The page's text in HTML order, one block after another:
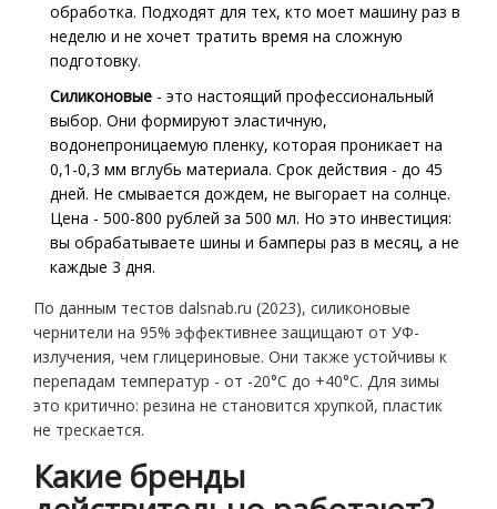
обработка. Подходят для тех, кто моет машину раз в
неделю и не хочет тратить время на сложную
подготовку.
Силиконовые - это настоящий профессиональный
выбор. Они формируют эластичную,
водонепроницаемую пленку, которая проникает на
0,1-0,3 мм вглубь материала. Срок действия - до 45
дней. Не смывается дождем, не выгорает на солнце.
Цена - 500-800 рублей за 500 мл. Но это инвестиция:
вы обрабатываете шины и бамперы раз в месяц, а не
каждые 3 дня.
По данным тестов dalsnab.ru (2023), силиконовые
чернители на 95% эффективнее защищают от УФ-
излучения, чем глицериновые. Они также устойчивы к
перепадам температур - от -20°C до +40°C. Для зимы
это критично: резина не становится хрупкой, пластик
не трескается.
Какие бренды